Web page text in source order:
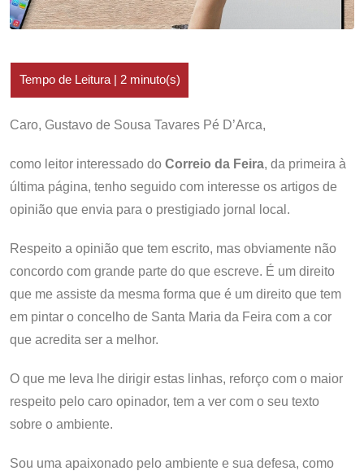
Caro, Gustavo de Sousa Tavares Pé D’Arca,
como leitor interessado do Correio da Feira, da primeira à
última página, tenho seguido com interesse os artigos de
opinião que envia para o prestigiado jornal local.
Respeito a opinião que tem escrito, mas obviamente não
concordo com grande parte do que escreve. É um direito
que me assiste da mesma forma que é um direito que tem
em pintar o concelho de Santa Maria da Feira com a cor
que acredita ser a melhor.
O que me leva lhe dirigir estas linhas, reforço com o maior
respeito pelo caro opinador, tem a ver com o seu texto
sobre o ambiente.
Sou uma apaixonado pelo ambiente e sua defesa, como